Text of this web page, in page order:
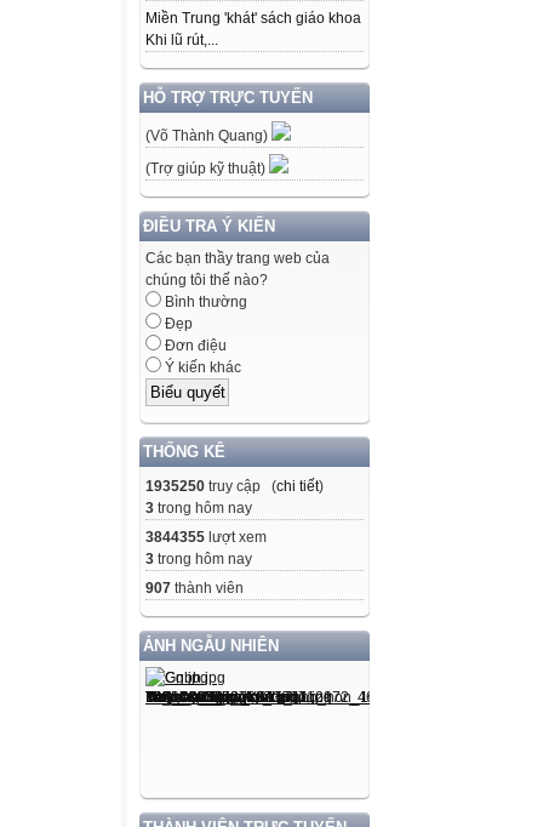
Miền Trung 'khát' sách giáo khoa
Khi lũ rút,...
HỖ TRỢ TRỰC TUYẾN
(Võ Thành Quang)
(Trợ giúp kỹ thuật)
ĐIỀU TRA Ý KIẾN
Các bạn thầy trang web của
chúng tôi thế nào?
Bình thường
Đẹp
Đơn điệu
Ý kiến khác
THỐNG KÊ
1935250 truy cập (chi tiết)
3 trong hôm nay
3844355 lượt xem
3 trong hôm nay
907 thành viên
ẢNH NGẪU NHIÊN